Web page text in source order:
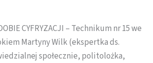
CYFRYZACJI – Technikum nr 15 we
Martyny Wilk (ekspertka ds.
społecznie, politolożka,